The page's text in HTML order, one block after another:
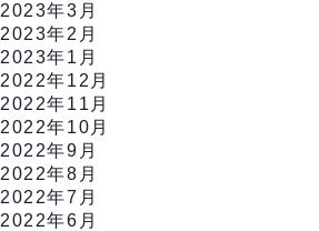
2023年3月
2023年2月
2023年1月
2022年12月
2022年11月
2022年10月
2022年9月
2022年8月
2022年7月
2022年6月